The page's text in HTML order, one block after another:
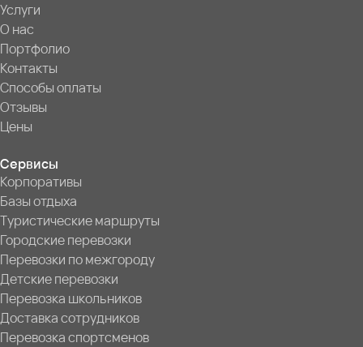
Услуги
О нас
Портфолио
Контакты
Способы оплаты
Отзывы
Цены
Сервисы
Корпоративы
Базы отдыха
Туристические маршруты
Городские перевозки
Перевозки по межгороду
Детские перевозки
Перевозка школьников
Доставка сотрудников
Перевозка спортсменов